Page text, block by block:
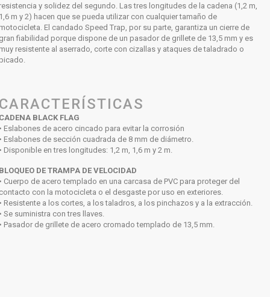
y solidez del segundo. Las tres longitudes de la cadena (1,2 m,
m y 2) hacen que se pueda utilizar con cualquier tamaño de
El candado Speed ​​Trap, por su parte, garantiza un cierre de
fiabilidad porque dispone de un pasador de grillete de 13,5 mm y es
resistente al aserrado, corte con cizallas y ataques de taladrado o
BLACK FLAG
Eslabones de acero cincado para evitar la corrosión
Eslabones de sección cuadrada de 8 mm de diámetro.
Disponible en tres longitudes: 1,2 m, 1,6 m y 2 m.
DE TRAMPA DE VELOCIDAD
Cuerpo de acero templado en una carcasa de PVC para proteger del
con la motocicleta o el desgaste por uso en exteriores.
Resistente a los cortes, a los taladros, a los pinchazos y a la extracción.
Se suministra con tres llaves.
Pasador de grillete de acero cromado templado de 13,5 mm.